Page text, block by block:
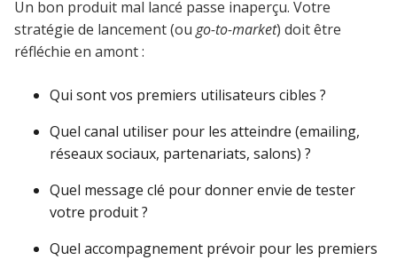
Un bon produit mal lancé passe inaperçu. Votre
stratégie de lancement (ougo-to-market) doit être
réfléchie en amont :
Qui sont vos premiers utilisateurs cibles ?
Quel canal utiliser pour les atteindre (emailing,
réseaux sociaux, partenariats, salons) ?
Quel message clé pour donner envie de tester
votre produit ?
Quel accompagnement prévoir pour les premiers